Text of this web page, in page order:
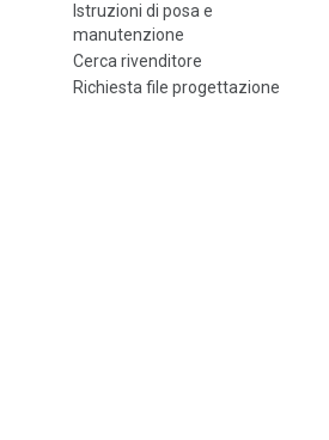
Istruzioni di posa e
manutenzione
Cerca rivenditore
Richiesta file progettazione